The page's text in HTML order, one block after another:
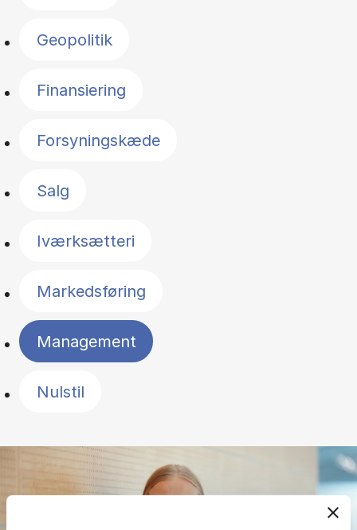
Geopolitik
Finansiering
Forsyningskæde
Salg
Iværksætteri
Markedsføring
Management
Nulstil